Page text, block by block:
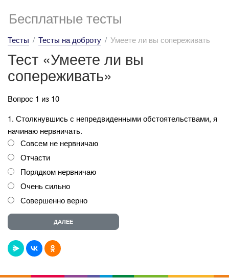
Бесплатные тесты
Тесты Тесты на доброту Умеете ли вы сопереживать
Тест «Умеете ли вы
сопереживать»
Вопрос 1 из 10
1. Столкнувшись с непредвиденными обстоятельствами, я
начинаю нервничать.
Совсем не нервничаю
Отчасти
Порядком нервничаю
Очень сильно
Совершенно верно